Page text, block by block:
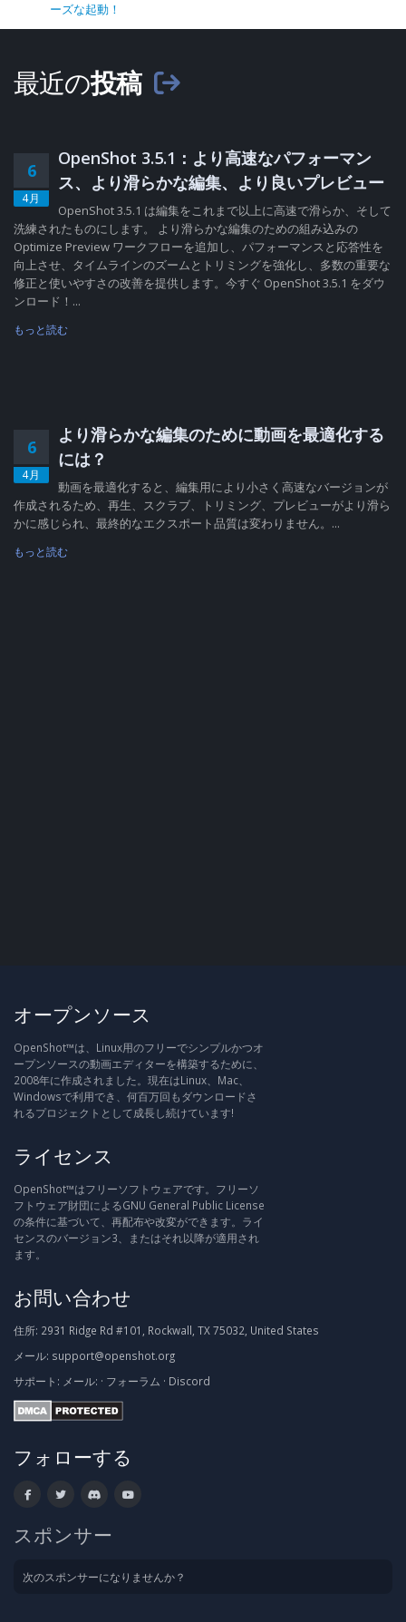
ーズな起動！
最近の投稿
6
4月
OpenShot 3.5.1：より高速なパフォーマン
ス、より滑らかな編集、より良いプレビュー
OpenShot 3.5.1 は編集をこれまで以上に高速で滑らか、そして
洗練されたものにします。 より滑らかな編集のための組み込みの
Optimize Preview ワークフローを追加し、パフォーマンスと応答性を
向上させ、タイムラインのズームとトリミングを強化し、多数の重要な
修正と使いやすさの改善を提供します。今すぐ OpenShot 3.5.1 をダウ
ンロード！...
もっと読む
6
4月
より滑らかな編集のために動画を最適化する
には？
動画を最適化すると、編集用により小さく高速なバージョンが
作成されるため、再生、スクラブ、トリミング、プレビューがより滑ら
かに感じられ、最終的なエクスポート品質は変わりません。...
もっと読む
オープンソース
OpenShot™は、Linux用のフリーでシンプルかつオ
ープンソースの動画エディターを構築するために、
2008年に作成されました。現在はLinux、Mac、
Windowsで利用でき、何百万回もダウンロードさ
れるプロジェクトとして成長し続けています!
ライセンス
OpenShot™はフリーソフトウェアです。フリーソ
フトウェア財団によるGNU General Public License
の条件に基づいて、再配布や改変ができます。ライ
センスのバージョン3、またはそれ以降が適用され
ます。
お問い合わせ
住所: 2931 Ridge Rd #101, Rockwall, TX 75032, United States
メール: support@openshot.org
サポート: メール: · フォーラム · Discord
フォローする
スポンサー
次のスポンサーになりませんか？